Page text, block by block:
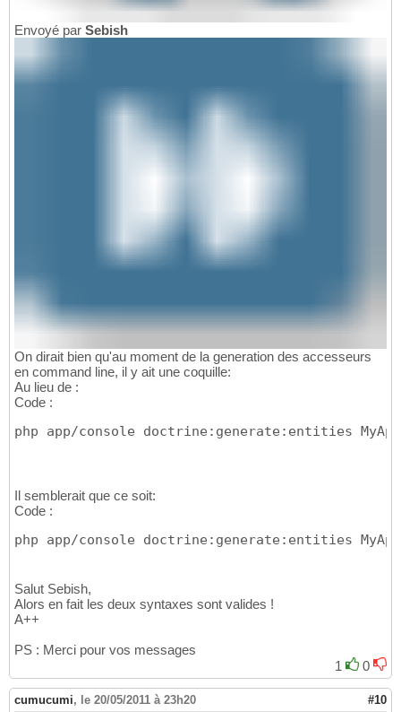
Envoyé par Sebish
On dirait bien qu'au moment de la generation des accesseurs
en command line, il y ait une coquille:
Au lieu de :
Code :
php app/console doctrine:generate:entities
Il semblerait que ce soit:
Code :
php app/console doctrine:generate:entities
Salut Sebish,
Alors en fait les deux syntaxes sont valides !
A++
PS : Merci pour vos messages
1
0
cumucumi, le 20/05/2011 à 23h20 #10